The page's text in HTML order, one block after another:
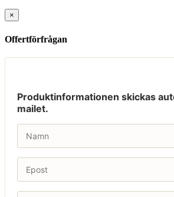
×
Offertförfrågan
Produktinformationen skickas
mailet.